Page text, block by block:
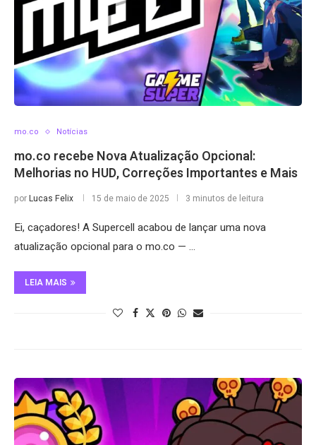
mo.co Notícias
mo.co recebe Nova Atualização Opcional:
Melhorias no HUD, Correções Importantes e Mais
porLucas Felix 15 de maio de 2025 3 minutos de leitura
Ei, caçadores! A Supercell acabou de lançar uma nova
atualização opcional para o mo.co — …
LEIA MAIS